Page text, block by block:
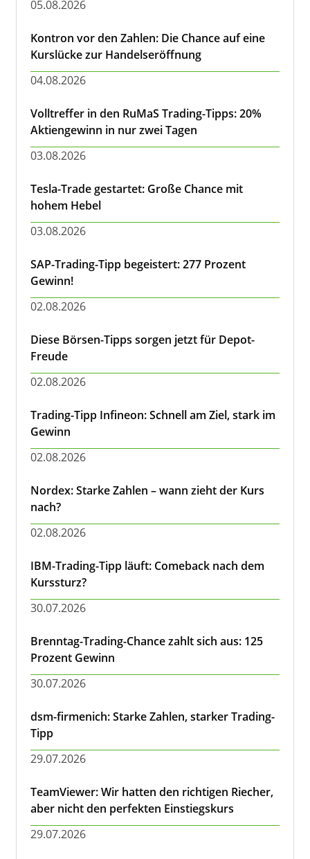
05.08.2026
Kontron vor den Zahlen: Die Chance auf eine
Kurslücke zur Handelseröffnung
04.08.2026
Volltreffer in den RuMaS Trading-Tipps: 20%
Aktiengewinn in nur zwei Tagen
03.08.2026
Tesla-Trade gestartet: Große Chance mit
hohem Hebel
03.08.2026
SAP-Trading-Tipp begeistert: 277 Prozent
Gewinn!
02.08.2026
Diese Börsen-Tipps sorgen jetzt für Depot-
Freude
02.08.2026
Trading-Tipp Infineon: Schnell am Ziel, stark im
Gewinn
02.08.2026
Nordex: Starke Zahlen – wann zieht der Kurs
nach?
02.08.2026
IBM-Trading-Tipp läuft: Comeback nach dem
Kurssturz?
30.07.2026
Brenntag-Trading-Chance zahlt sich aus: 125
Prozent Gewinn
30.07.2026
dsm-firmenich: Starke Zahlen, starker Trading-
Tipp
29.07.2026
TeamViewer: Wir hatten den richtigen Riecher,
aber nicht den perfekten Einstiegskurs
29.07.2026